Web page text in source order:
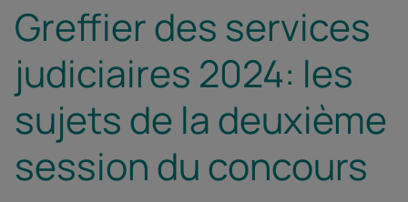
Greffier des services
judiciaires 2024: les
sujets de la deuxième
session du concours